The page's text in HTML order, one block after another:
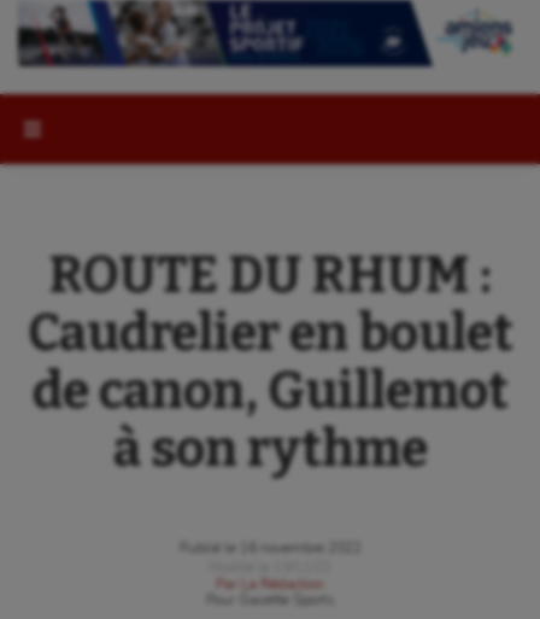
ROUTE DU RHUM :
Caudrelier en boulet
de canon, Guillemot
à son rythme
Publié le
16 novembre 2022
Par
La Rédaction
Gazette Sports